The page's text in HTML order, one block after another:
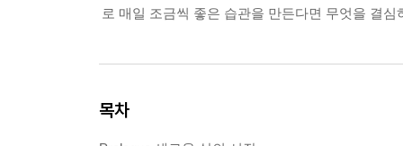
로 매일 조금씩 좋은 습관을 만든다면 무엇을 결
목차